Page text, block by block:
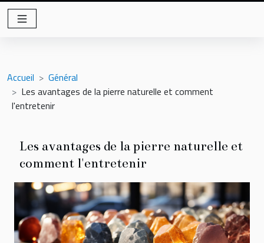
Accueil
Général
Les avantages de la pierre naturelle et comment
l'entretenir
Les avantages de la pierre naturelle et
comment l'entretenir